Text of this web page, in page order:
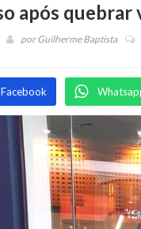
após
porGuilherme Baptista
Facebook